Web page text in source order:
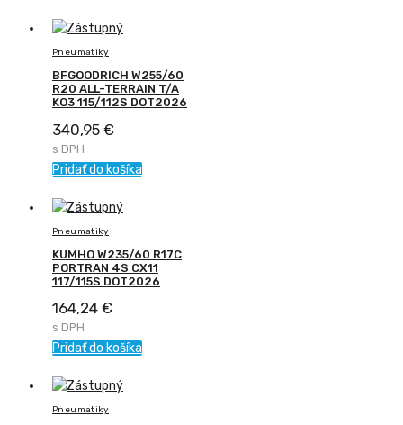
Pneumatiky
BFGOODRICH W255/60
R20 ALL-TERRAIN T/A
KO3 115/112S DOT2026
340,95 €
s DPH
Pridať do košíka
Pneumatiky
KUMHO W235/60 R17C
PORTRAN 4S CX11
117/115S DOT2026
164,24 €
s DPH
Pridať do košíka
Pneumatiky